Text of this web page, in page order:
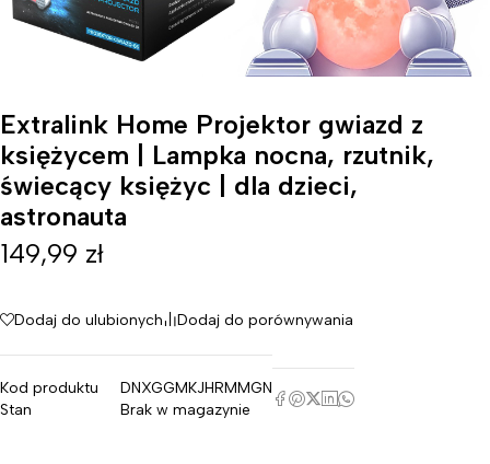
Extralink Home Projektor gwiazd z
księżycem | Lampka nocna, rzutnik,
świecący księżyc | dla dzieci,
astronauta
149,99 zł
Dodaj do ulubionych Dodaj do porównywania
Kod produktu
DNXGGMKJHRMMGN
Stan
Brak w magazynie